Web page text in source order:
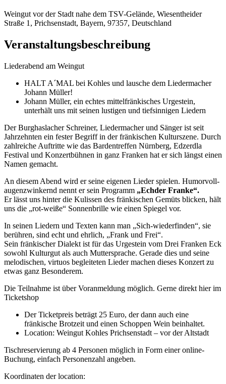
Weingut vor der Stadt nahe dem TSV-Gelände, Wiesentheider
Straße 1, Prichsenstadt, Bayern, 97357, Deutschland
Veranstaltungsbeschreibung
Liederabend am Weingut
HALT A´MAL bei Kohles und lausche dem Liedermacher
Johann Müller!
Johann Müller, ein echtes mittelfränkisches Urgestein,
unterhält uns mit seinen lustigen und tiefsinnigen Liedern
Der Burghaslacher Schreiner, Liedermacher und Sänger ist seit
Jahrzehnten ein fester Begriff in der fränkischen Kulturszene. Durch
zahlreiche Auftritte wie das Bardentreffen Nürnberg, Edzerdla
Festival und Konzertbühnen in ganz Franken hat er sich längst einen
Namen gemacht.
An diesem Abend wird er seine eigenen Lieder spielen. Humorvoll-
augenzwinkernd nennt er sein Programm „Echder Franke“.
Er lässt uns hinter die Kulissen des fränkischen Gemüts blicken, hält
uns die „rot-weiße“ Sonnenbrille wie einen Spiegel vor.
In seinen Liedern und Texten kann man „Sich-wiederfinden“, sie
berühren, sind echt und ehrlich, „Frank und Frei“.
Sein fränkischer Dialekt ist für das Urgestein vom Drei Franken Eck
sowohl Kulturgut als auch Muttersprache. Gerade dies und seine
melodischen, virtuos begleiteten Lieder machen dieses Konzert zu
etwas ganz Besonderem.
Die Teilnahme ist über Voranmeldung möglich. Gerne direkt hier im
Ticketshop
Der Ticketpreis beträgt 25 Euro, der dann auch eine
fränkische Brotzeit und einen Schoppen Wein beinhaltet.
Location: Weingut Kohles Prichsenstadt – vor der Altstadt
Tischreservierung ab 4 Personen möglich in Form einer online-
Buchung, einfach Personenzahl angeben.
Koordinaten der location: